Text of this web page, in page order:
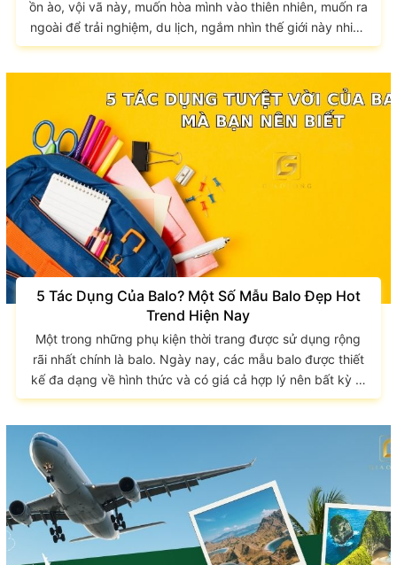
ồn ào, vội vã này, muốn hòa mình vào thiên nhiên, muốn ra
ngoài để trải nghiệm, du lịch, ngắm nhìn thế giới này nhiều
hơn thì những địa điểm du lịch gần đây, ngay sát Sài
đâu xa, chỉ có chút thời gian để nghỉ ngơi thì bạn cũng
đừng lo vì ra khỏi thành...
5 Tác Dụng Của Balo? Một Số Mẫu Balo Đẹp Hot
Trend Hiện Nay
Một trong những phụ kiện thời trang được sử dụng rộng
rãi nhất chính là balo. Ngày nay, các mẫu balo được thiết
kế đa dạng về hình thức và có giá cả hợp lý nên bất kỳ ai
cũng có thể sở hữu một chiếc balo cho riêng mình. Hãy
dụng của balo là gì? và một số mẫu balo đẹp hot trend
hiện nay. Tác dụng của balo Balo là...